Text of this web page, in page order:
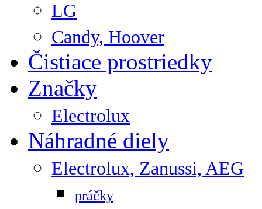
LG
Candy, Hoover
Čistiace prostriedky
Značky
Electrolux
Náhradné diely
Electrolux, Zanussi, AEG
práčky